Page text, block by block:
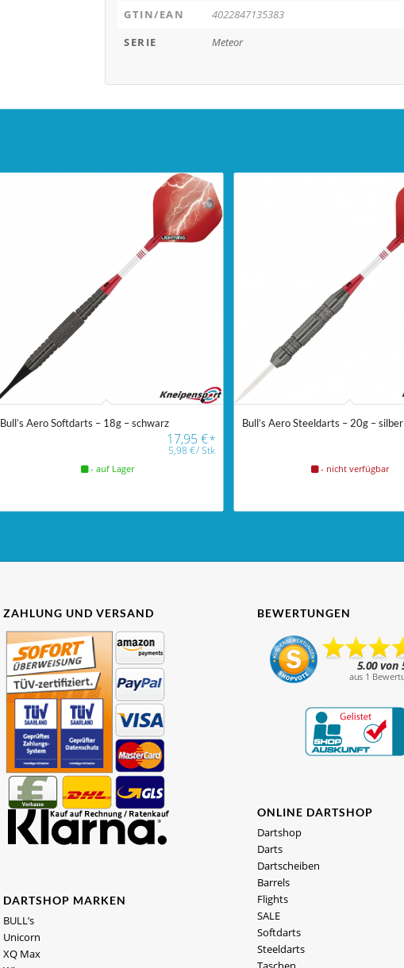
GTIN/EAN
4022847135383
SERIE
Meteor
Bull’s Aero Softdarts – 18g – schwarz
17,95€*
5,98 €/Stk
- auf Lager
Bull’s Aero Steeldarts – 20g – silber
- nicht verfügbar
ZAHLUNG UND VERSAND
DARTSHOP MARKEN
BULL’s
Unicorn
XQ Max
BEWERTUNGEN
ONLINE DARTSHOP
Dartshop
Darts
Dartscheiben
Barrels
Flights
SALE
Softdarts
Steeldarts